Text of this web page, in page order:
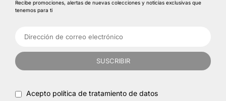
Recibe promociones, alertas de nuevas colecciones y noticias exclusivas que
tenemos para ti
SUSCRIBIR
Acepto política de tratamiento de datos